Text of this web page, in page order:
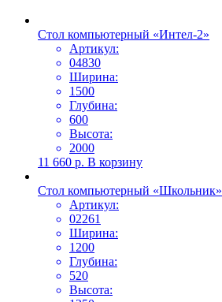
Стол компьютерный «Интел-2»
Артикул:
04830
Ширина:
1500
Глубина:
600
Высота:
2000
11 660 р. В корзину
Стол компьютерный «Школьник»
Артикул:
02261
Ширина:
1200
Глубина:
520
Высота: